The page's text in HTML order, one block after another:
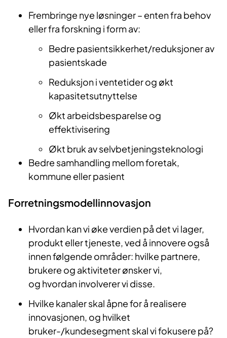
Frembringe nye løsninger – enten fra behov
eller fra forskning i form av:
Bedre pasientsikkerhet/reduksjoner av
pasientskade
Reduksjon i ventetider og økt
kapasitetsutnyttelse
Økt arbeidsbesparelse og
effektivisering
Økt bruk av selvbetjeningsteknologi
Bedre samhandling mellom foretak,
kommune eller pasient
Forretningsmodellinnovasjon
Hvordan kan vi øke verdien på det vi lager,
produkt eller tjeneste, ved å innovere også
innen følgende områder: hvilke partnere,
brukere og aktiviteter ønsker vi,
og hvordan involverer vi disse.
Hvilke kanaler skal åpne for å realisere
innovasjonen, og hvilket
bruker-/kundesegment skal vi fokusere på?